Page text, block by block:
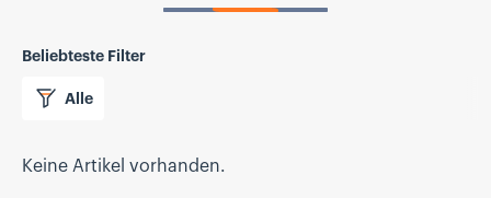
Beliebteste Filter
Alle
Keine Artikel vorhanden.